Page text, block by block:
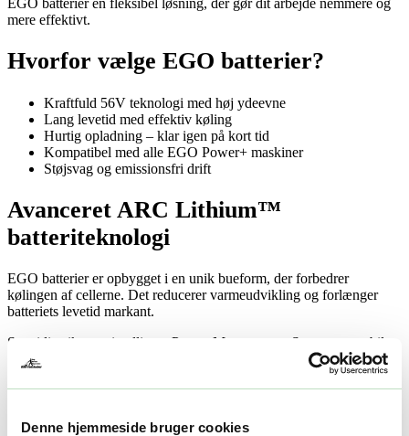
Denne hjemmeside bruger cookies
EGO batterier en fleksibel løsning, der gør dit arbejde nemmere og
mere effektivt.
Hvorfor vælge EGO batterier?
Kraftfuld 56V teknologi med høj ydeevne
Lang levetid med effektiv køling
Hurtig opladning – klar igen på kort tid
Kompatibel med alle EGO Power+ maskiner
Støjsvag og emissionsfri drift
Avanceret ARC Lithium™
batteriteknologi
EGO batterier er opbygget i en unik bueform, der forbedrer
kølingen af cellerne. Det reducerer varmeudvikling og forlænger
batteriets levetid markant.
Samtidig sikrer et intelligent Power Management System en stabil
strømforsyning og beskytter batteriet mod overbelastning og dyb
Vælg den rette kapacitet (Ah)